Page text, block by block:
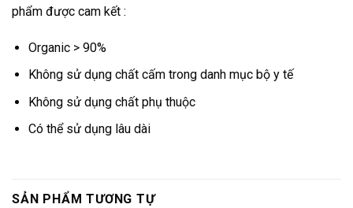
phẩm được cam kết :
Organic > 90%
Không sử dụng chất cấm trong danh mục bộ y tế
Không sử dụng chất phụ thuộc
Có thể sử dụng lâu dài
SẢN PHẨM TƯƠNG TỰ